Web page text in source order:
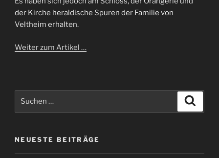
der Kirche heraldische Spuren der Familie von
Veltheim erhalten.
Weiter zum Artikel …
NEUESTE BEITRÄGE